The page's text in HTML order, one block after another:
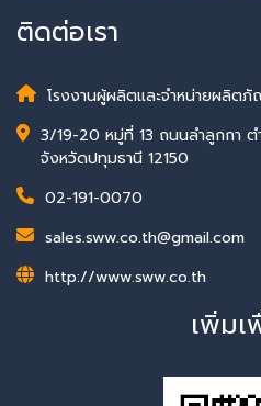
ติดต่อเรา
โรงงานผู้ผลิตและจำหน่ายผลิตภั
3/19-20 หมู่ที่ 13 ถนนลำลูกกา ต
จังหวัดปทุมธานี 12150
02-191-0070
sales.sww.co.th@gmail.com
http://www.sww.co.th
เพิ่ม